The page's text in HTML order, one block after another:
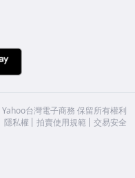
Yahoo台灣電子商務 保留所有權利
隱私權 拍賣使用規範 交易安全